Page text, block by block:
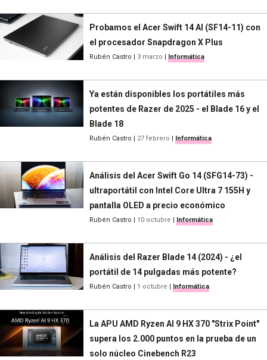
Probamos el Acer Swift 14 AI (SF14-11) con
el procesador Snapdragon X Plus
Rubén Castro | 3 marzo | Informática
Ya están disponibles los portátiles más
potentes de Razer de 2025 - el Blade 16 y el
Blade 18
Rubén Castro | 27 febrero | Informática
Análisis del Acer Swift Go 14 (SFG14-73) -
ultraportátil con Intel Core Ultra 7 155H y
pantalla OLED a precio económico
Rubén Castro | 10 octubre | Informática
Análisis del Razer Blade 14 (2024) - ¿el
portátil de 14 pulgadas más potente?
Rubén Castro | 1 octubre | Informática
La APU AMD Ryzen AI 9 HX 370 "Strix Point"
supera los 2.000 puntos en la prueba de un
solo núcleo Cinebench R23